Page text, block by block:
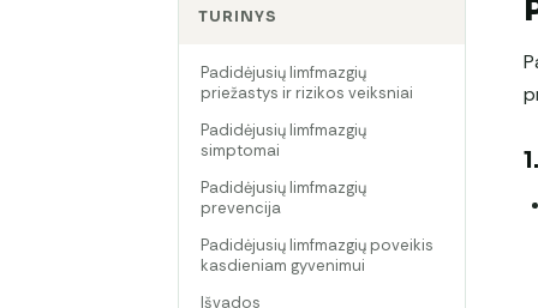
TURINYS
Padidėjusių limfmazgių
priežastys ir rizikos veiksniai
Padidėjusių limfmazgių
simptomai
Padidėjusių limfmazgių
prevencija
Padidėjusių limfmazgių poveikis
kasdieniam gyvenimui
Išvados